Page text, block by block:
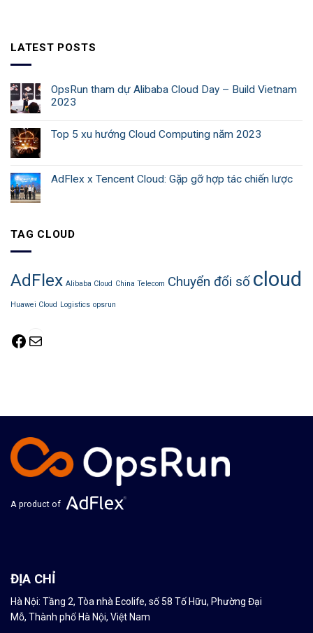
LATEST POSTS
OpsRun tham dự Alibaba Cloud Day – Build Vietnam
2023
Top 5 xu hướng Cloud Computing năm 2023
AdFlex x Tencent Cloud: Gặp gỡ hợp tác chiến lược
TAG CLOUD
AdFlex Alibaba Cloud China Telecom Chuyển đổi số cloud
Huawei Cloud Logistics opsrun
Facebook
A product of
ĐỊA CHỈ
Hà Nội: Tầng 2, Tòa nhà Ecolife, số 58 Tố Hữu, Phường Đại
Mỗ, Thành phố Hà Nội, Việt Nam